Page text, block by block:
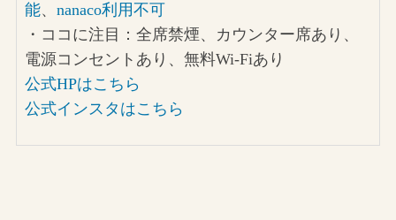
能、 nanaco利用不可
・ココに注目：全席禁煙、カウンター席あり、
電源コンセントあり、無料Wi-Fiあり
公式HPはこちら
公式インスタはこちら